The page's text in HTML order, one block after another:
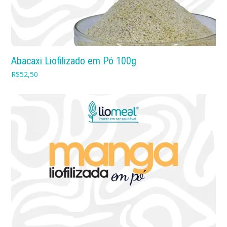
Abacaxi Liofilizado em Pó 100g
R$52,50